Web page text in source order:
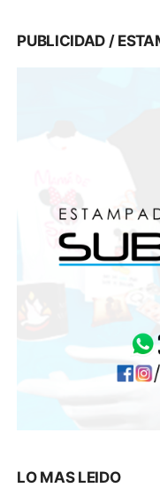
PUBLICIDAD /
LO MAS LEIDO